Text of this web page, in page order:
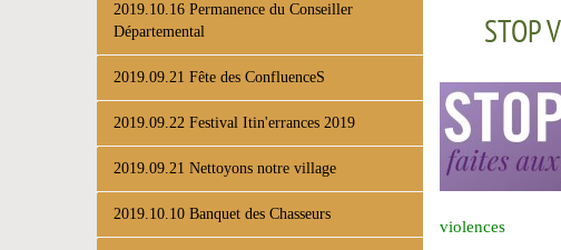
STOP
violences
2019.10.16 Permanence du Conseiller
Départemental
2019.09.21 Fête des ConfluenceS
2019.09.22 Festival Itin'errances 2019
2019.09.21 Nettoyons notre village
2019.10.10 Banquet des Chasseurs